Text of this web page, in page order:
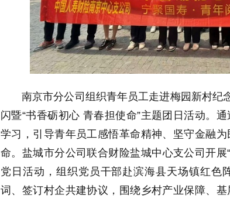
南京市分公司组织青年员工走进梅园新村纪
闪暨“书香砺初心 青春担使命”主题团日活动。
学习，引导青年员工感悟革命精神、坚守金融
命。盐城市分公司联合财险盐城中心支公司开
党日活动，组织党员干部赴滨海县天场镇红色
词、签订村企共建协议，围绕乡村产业保障、